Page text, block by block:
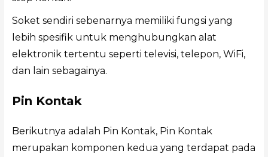
Soket sendiri sebenarnya memiliki fungsi yang
lebih spesifik untuk menghubungkan alat
elektronik tertentu seperti televisi, telepon, WiFi,
dan lain sebagainya.
Pin Kontak
Berikutnya adalah Pin Kontak, Pin Kontak
merupakan komponen kedua yang terdapat pada